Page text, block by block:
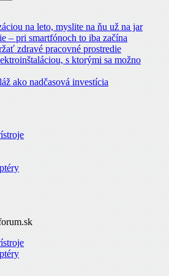
na leto, myslite na ňu už na jar
– pri smartfónoch to iba začína
zdravé pracovné prostredie
s ktorými sa možno
ako nadčasová investícia